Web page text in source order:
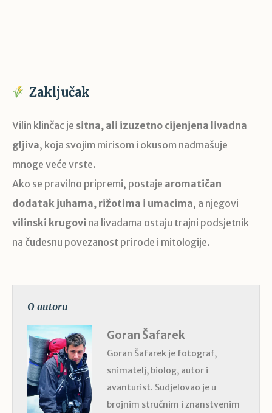
Zaključak
Vilin klinčac je sitna, ali izuzetno cijenjena livadna
gljiva, koja svojim mirisom i okusom nadmašuje
mnoge veće vrste.
Ako se pravilno pripremi, postaje aromatičan
dodatak juhama, rižotima i umacima, a njegovi
vilinski krugovi na livadama ostaju trajni podsjetnik
na čudesnu povezanost prirode i mitologije.
O autoru
Goran Šafarek
Goran Šafarek je fotograf,
snimatelj, biolog, autor i
avanturist. Sudjelovao je u
brojnim stručnim i znanstvenim